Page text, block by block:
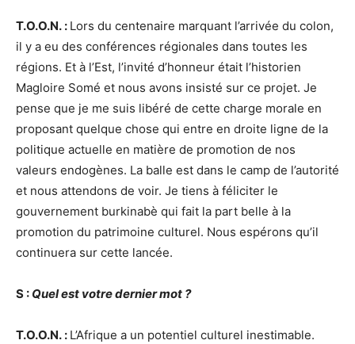
T.O.O.N. : Lors du centenaire marquant l’arrivée du colon,
il y a eu des conférences régionales dans toutes les
régions. Et à l’Est, l’invité d’honneur était l’historien
Magloire Somé et nous avons insisté sur ce projet. Je
pense que je me suis libéré de cette charge morale en
proposant quelque chose qui entre en droite ligne de la
politique actuelle en matière de promotion de nos
valeurs endogènes. La balle est dans le camp de l’autorité
et nous attendons de voir. Je tiens à féliciter le
gouvernement burkinabè qui fait la part belle à la
promotion du patrimoine culturel. Nous espérons qu’il
continuera sur cette lancée.
S : Quel est votre dernier mot ?
T.O.O.N. : L’Afrique a un potentiel culturel inestimable.